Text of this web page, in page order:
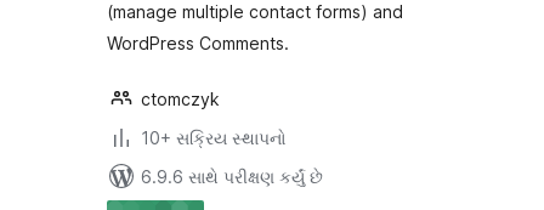
(manage multiple contact forms) and
WordPress Comments.
ctomczyk
10+ સક્રિય સ્થાપનો
6.9.6 સાથે પરીક્ષણ કર્યું છે